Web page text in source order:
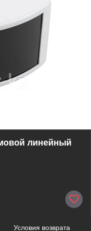
линейный
Условия возврата